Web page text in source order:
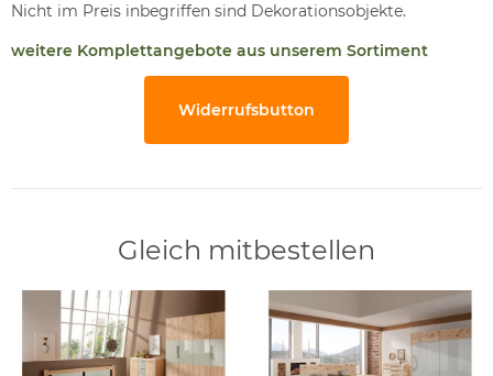
Nicht im Preis inbegriffen sind Dekorationsobjekte.
weitere Komplettangebote aus unserem Sortiment
Widerrufsbutton
Gleich mitbestellen